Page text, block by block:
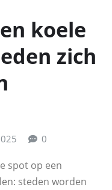
koele
zich
0
spot op een
steden worden